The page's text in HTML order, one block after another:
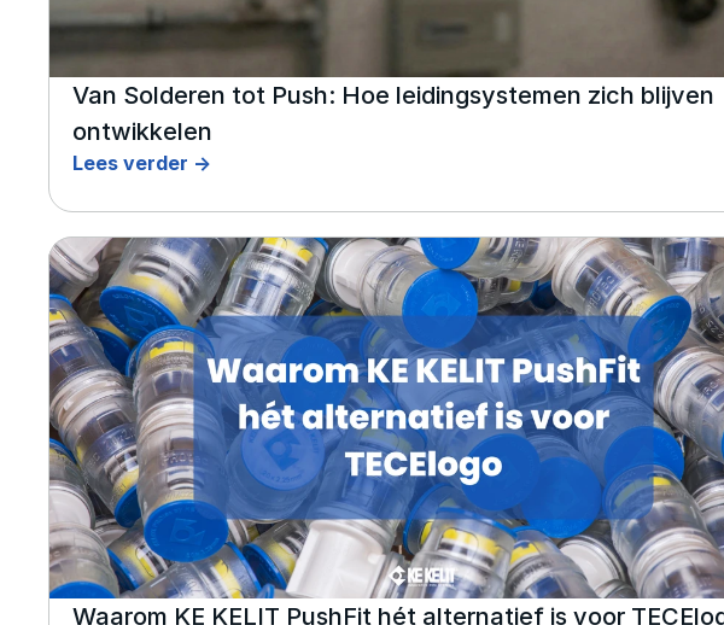
Van Solderen tot Push: Hoe leidingsystemen zich blijven
ontwikkelen
Lees verder ->
Waarom KE KELIT PushFit hét alternatief is voor